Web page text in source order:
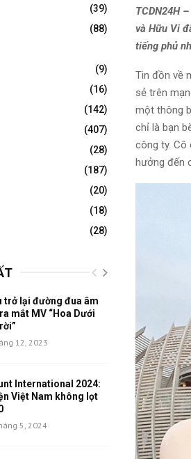
TCDN24H
và Hữu Vi
tiếng phủ
Tin đồn về
sẻ trên
một thông
chỉ là bạn
công ty. Cô
hưởng đến
(39)
(88)
(9)
(16)
(142)
(407)
(28)
(187)
(20)
(18)
(28)
trở lại đường đua âm
mắt MV “Hoa Dưới
12, 2023
International 2024:
Việt Nam không lọt
5, 2024